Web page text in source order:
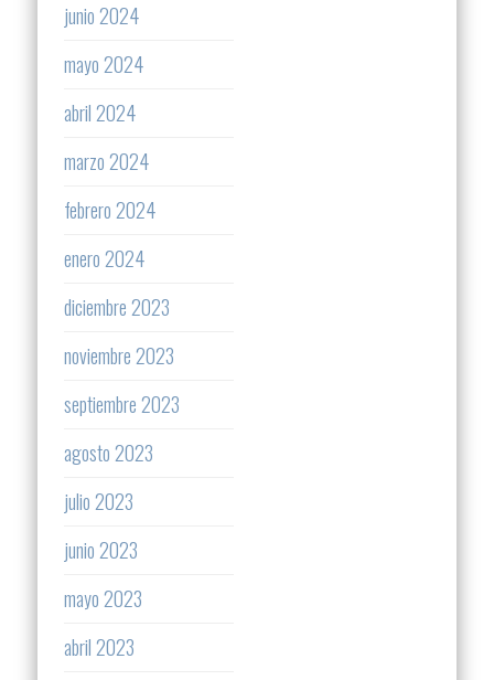
junio 2024
mayo 2024
abril 2024
marzo 2024
febrero 2024
enero 2024
diciembre 2023
noviembre 2023
septiembre 2023
agosto 2023
julio 2023
junio 2023
mayo 2023
abril 2023